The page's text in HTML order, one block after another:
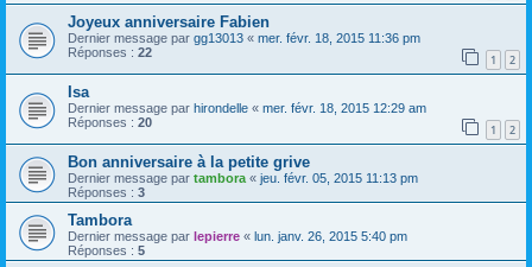
Joyeux anniversaire Fabien
Dernier message par gg13013 « mer. févr. 18, 2015 11:36 pm
Réponses : 22 1 2
Isa
Dernier message par hirondelle « mer. févr. 18, 2015 12:29 am
Réponses : 20 1 2
Bon anniversaire à la petite grive
Dernier message par tambora « jeu. févr. 05, 2015 11:13 pm
Réponses : 3
Tambora
Dernier message par lepierre « lun. janv. 26, 2015 5:40 pm
Réponses : 5